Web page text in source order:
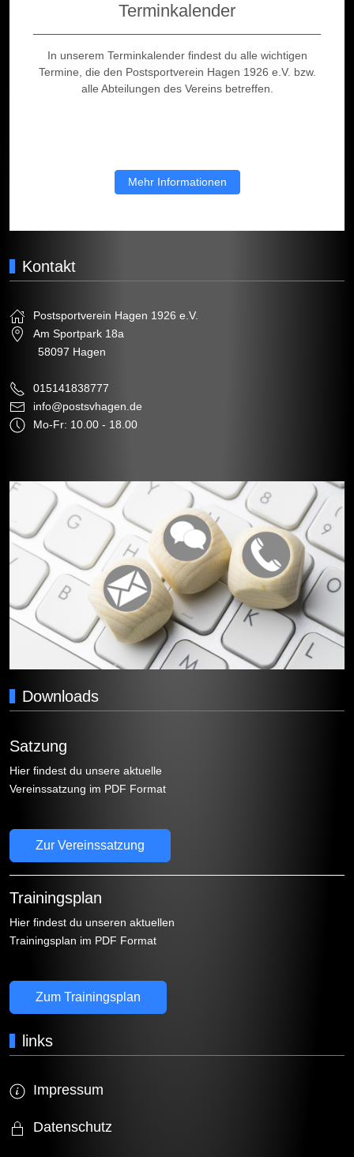
Terminkalender
In unserem Terminkalender findest du alle wichtigen
Termine, die den Postsportverein Hagen 1926 e.V. bzw.
alle Abteilungen des Vereins betreffen.
Mehr Informationen
Kontakt
Postsportverein Hagen 1926 e.V.
Am Sportpark 18a
58097 Hagen
015141838777
info@postsvhagen.de
Mo-Fr: 10.00 - 18.00
Downloads
Satzung
Hier findest du unsere aktuelle
Vereinssatzung im PDF Format
Zur Vereinssatzung
Trainingsplan
Hier findest du unseren aktuellen
Trainingsplan im PDF Format
Zum Trainingsplan
links
Impressum
Datenschutz